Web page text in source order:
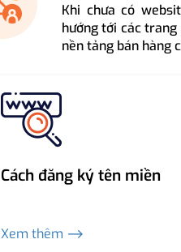
Khi chưa có
hướng tới các
nền tảng bán hàng
Cách đăng ký tên miền
Xem thêm ⟶